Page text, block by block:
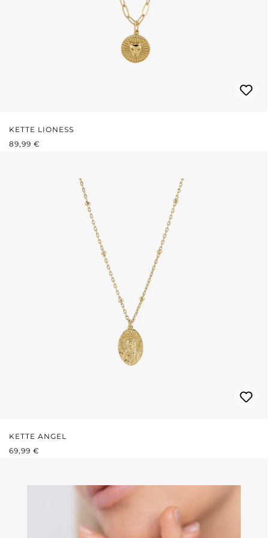
KETTE LIONESS
REGULÄRER PREIS:
89,99 €
KETTE ANGEL
REGULÄRER PREIS:
69,99 €